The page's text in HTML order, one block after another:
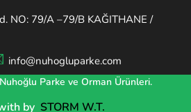
NO: 79/A –79/B KAĞITHANE /
info@nuhogluparke.com
by STORM W.T.
Parke ve Orman Ürünleri.